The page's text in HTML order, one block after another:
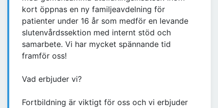
kort öppnas en ny familjeavdelning för
patienter under 16 år som medför en levande
slutenvårdssektion med internt stöd och
samarbete. Vi har mycket spännande tid
framför oss!
Vad erbjuder vi?
Fortbildning är viktigt för oss och vi erbjuder